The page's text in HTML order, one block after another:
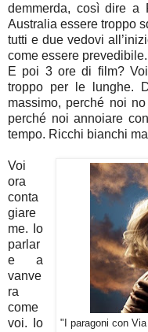
demmerda, così dire a
Australia essere troppo
tutti e due vedovi
come essere prevedibile.
E poi 3 ore di film?
troppo per le lunghe.
massimo, perché noi
perché noi annoiare
tempo. Ricchi bianchi
"I paragoni con
Voi
ora
conta
giare
me. Io
parlar
e a
vanve
ra
come
voi. Io